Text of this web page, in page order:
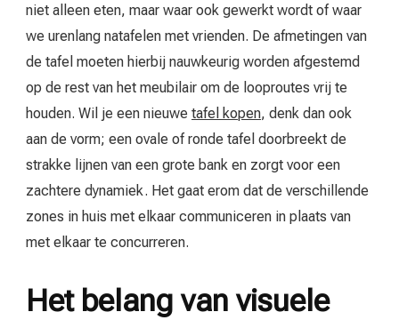
niet alleen eten, maar waar ook gewerkt wordt of waar
we urenlang natafelen met vrienden. De afmetingen van
de tafel moeten hierbij nauwkeurig worden afgestemd
op de rest van het meubilair om de looproutes vrij te
houden. Wil je een nieuwe tafel kopen, denk dan ook
aan de vorm; een ovale of ronde tafel doorbreekt de
strakke lijnen van een grote bank en zorgt voor een
zachtere dynamiek. Het gaat erom dat de verschillende
zones in huis met elkaar communiceren in plaats van
met elkaar te concurreren.
Het belang van visuele